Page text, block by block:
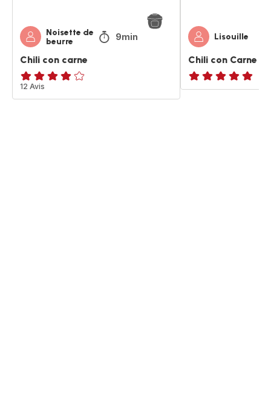
Noisette de
beurre
9min
Chili con carne
ratings.4.1
12 Avis
Lisouille
Chili con Carne
ratings.NaN